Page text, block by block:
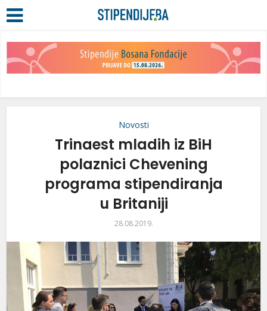
Novosti
Trinaest mladih iz BiH
polaznici Chevening
programa stipendiranja
u Britaniji
28.08.2019.